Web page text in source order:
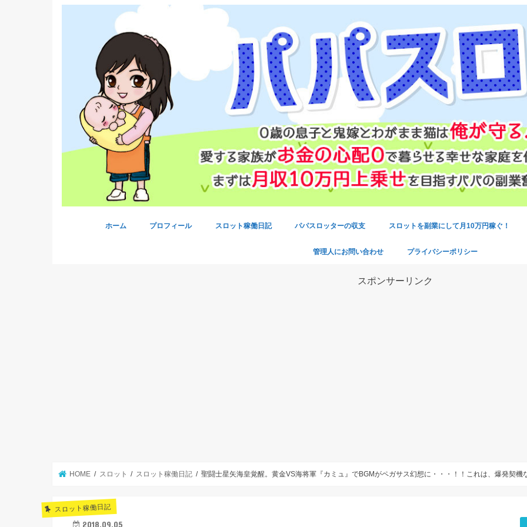
ホーム プロフィール スロット稼働日記 パパスロッターの収支 スロットを副業にして月10万円稼ぐ！
管理人にお問い合わせ プライバシーポリシー
スポンサーリンク
HOME スロット スロット稼働日記 聖闘士星矢海皇覚醒。黄金VS海将軍『カミュ』でBGMがペガサス幻想に・・・！！これは、爆発契機
スロット稼働日記
2018.09.05